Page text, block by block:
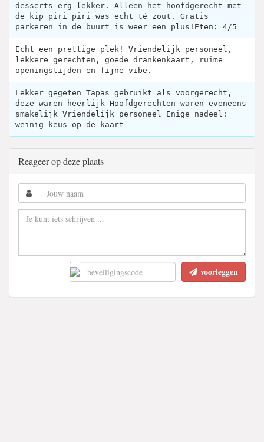
desserts erg lekker. Alleen het hoofdgerecht met
de kip piri piri was echt té zout. Gratis
parkeren in de buurt is weer een plus!Eten: 4/5
Echt een prettige plek! Vriendelijk personeel,
lekkere gerechten, goede drankenkaart, ruime
openingstijden en fijne vibe.
Lekker gegeten Tapas gebruikt als voorgerecht,
deze waren heerlijk Hoofdgerechten waren eveneens
smakelijk Vriendelijk personeel Enige nadeel:
weinig keus op de kaart
Reageer op deze plaats
voorleggen